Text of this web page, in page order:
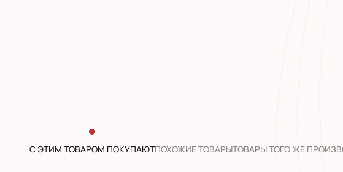
С ЭТИМ ТОВАРОМ ПОКУПАЮТПОХОЖИЕ ТОВАРЫТОВАРЫ ТОГО ЖЕ